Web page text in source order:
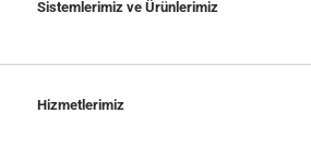
Sistemlerimiz ve Ürünlerimiz
Hizmetlerimiz